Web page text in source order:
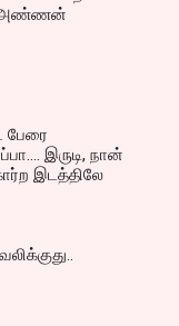
அண்ணன்
பேரை
இருடி, நான்
இடத்திலே